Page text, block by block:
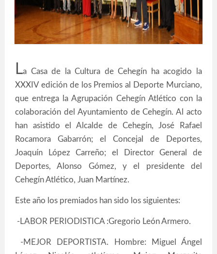
La Casa de la Cultura de Cehegín ha acogido la
XXXIV edición de los Premios al Deporte Murciano,
que entrega la Agrupación Cehegín Atlético con la
colaboración del Ayuntamiento de Cehegín. Al acto
han asistido el Alcalde de Cehegín, José Rafael
Rocamora Gabarrón; el Concejal de Deportes,
Joaquín López Carreño; el Director General de
Deportes, Alonso Gómez, y el presidente del
Cehegín Atlético, Juan Martínez.
Este año los premiados han sido los siguientes:
-LABOR PERIODISTICA :Gregorio León Armero.
-MEJOR DEPORTISTA. Hombre: Miguel Ángel